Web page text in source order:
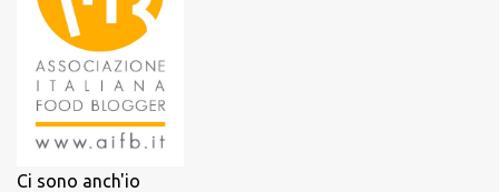
Ci sono anch'io